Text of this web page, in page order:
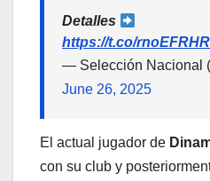
Detalles
https://t.co/
— Selección Nacional
June 26, 2025
El actual jugador de
con su club y